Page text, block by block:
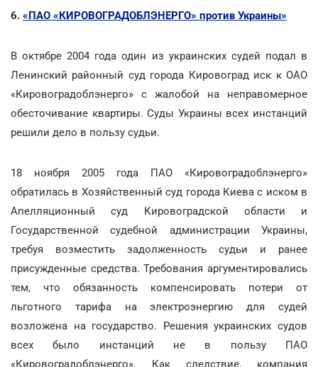
6. «ПАО «КИРОВОГРАДОБЛЭНЕРГО» против Украины»
В октябре 2004 года один из украинских судей подал в
Ленинский районный суд города Кировоград иск к ОАО
«Кировоградоблэнерго» с жалобой на неправомерное
обесточивание квартиры. Суды Украины всех инстанций
решили дело в пользу судьи.
18 ноября 2005 года ПАО «Кировоградоблэнерго»
обратилась в Хозяйственный суд города Киева с иском в
Апелляционный суд Кировоградской области и
Государственной судебной администрации Украины,
требуя возместить задолженность судьи и ранее
присужденные средства. Требования аргументировались
тем, что обязанность компенсировать потери от
льготного тарифа на электроэнергию для судей
возложена на государство. Решения украинских судов
всех было инстанций не в пользу ПАО
«Кировоградоблэнерго». Как следствие, компания